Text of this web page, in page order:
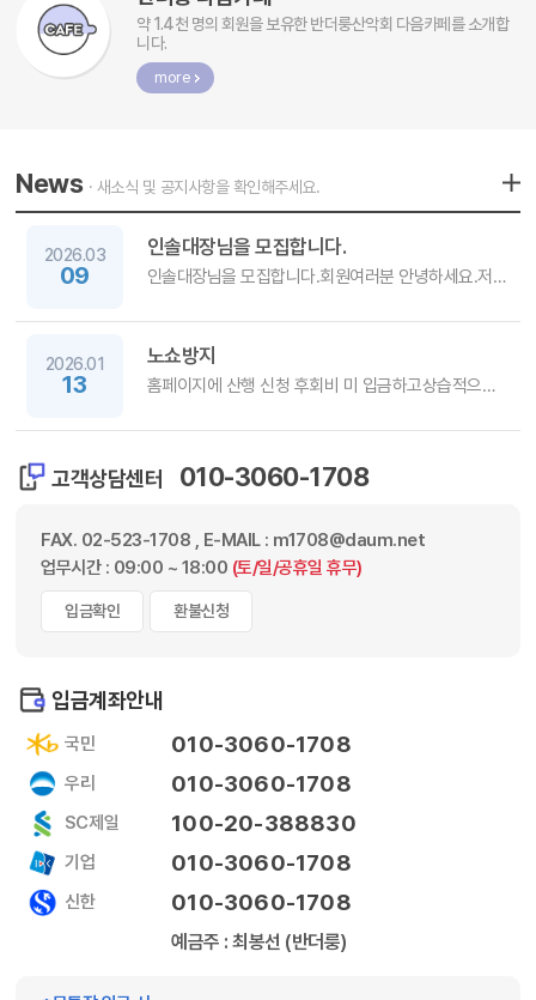
약 1.4천 명의 회원을 보유한 반더룽산악회 다음카페를 소개합
니다.
more
News · 새소식 및 공지사항을 확인해주세요.
2026.03
09
인솔대장님을 모집합니다.
인솔대장님을 모집합니다.회원여러분 안녕하세요.저희 반더룽산악회에서 인솔대장님을 모집합니다.여자대장님도 환영합니다.산행경험이 많지 않으시더라도, 산을 좋아하시는 분이...
2026.01
13
노쇼방지
홈페이지에 산행 신청 후회비 미 입금하고상습적으로 취소하는 회원님 강퇴하겠습니다.
고객상담센터 010-3060-1708
FAX. 02-523-1708 , E-MAIL : m1708@daum.net
업무시간 : 09:00 ~ 18:00 (토/일/공휴일 휴무)
입금확인 환불신청
입금계좌안내
국민 010-3060-1708
우리 010-3060-1708
SC제일 100-20-388830
기업 010-3060-1708
신한 010-3060-1708
예금주 : 최봉선 (반더룽)